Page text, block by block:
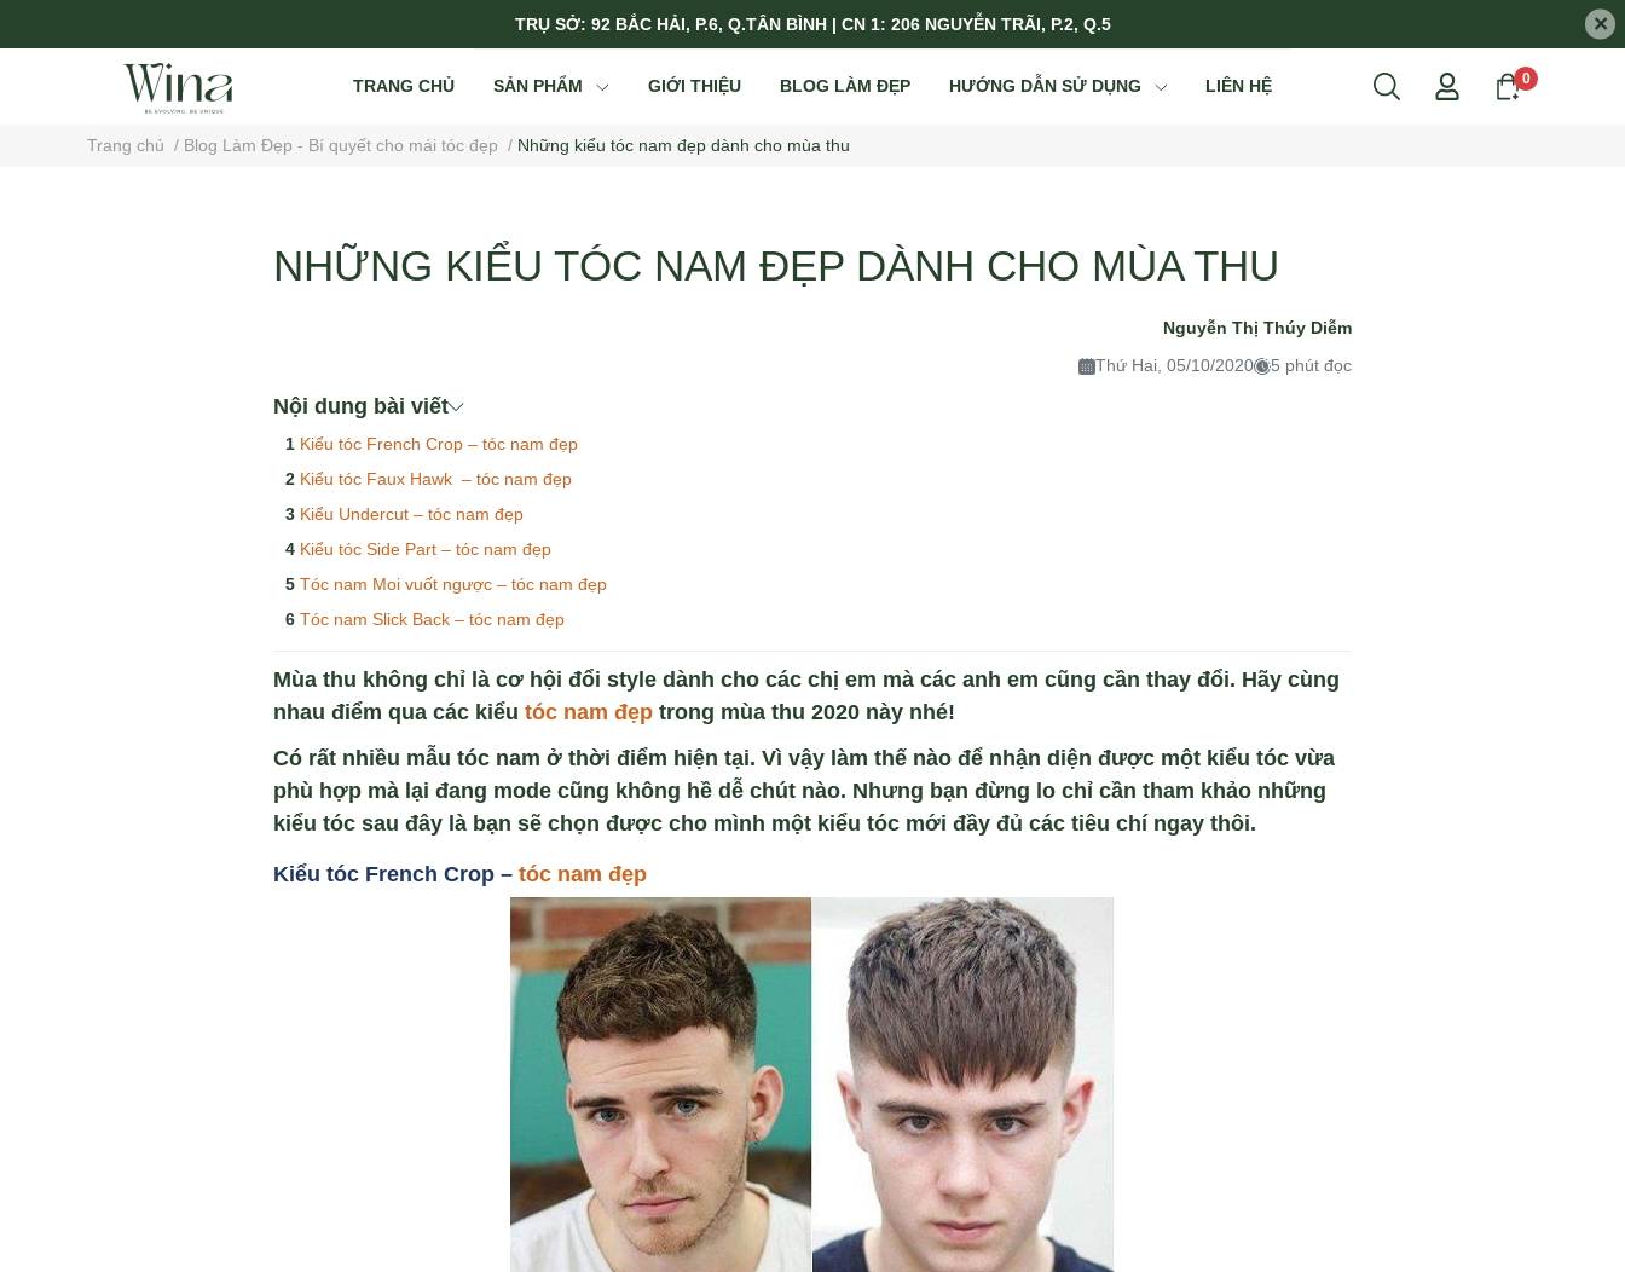
TRỤ SỞ: 92 BẮC HẢI, P.6, Q.TÂN BÌNH | CN 1: 206 NGUYỄN TRÃI, P.2, Q.5 ×
TRANG CHỦ SẢN PHẨM GIỚI THIỆU BLOG LÀM ĐẸP HƯỚNG DẪN SỬ DỤNG LIÊN HỆ 0
Trang chủ / Blog Làm Đẹp - Bí quyết cho mái tóc đẹp / Những kiểu tóc nam đẹp dành cho mùa thu
NHỮNG KIỂU TÓC NAM ĐẸP DÀNH CHO MÙA THU
Nguyễn Thị Thúy Diễm
Thứ Hai, 05/10/2020
5 phút đọc
Nội dung bài viết
Kiểu tóc French Crop – tóc nam đẹp
Kiểu tóc Faux Hawk – tóc nam đẹp
Kiểu Undercut – tóc nam đẹp
Kiểu tóc Side Part – tóc nam đẹp
Tóc nam Moi vuốt ngược – tóc nam đẹp
Tóc nam Slick Back – tóc nam đẹp
Mùa thu không chỉ là cơ hội đổi style dành cho các chị em mà các anh em cũng cần thay đổi. Hãy cùng
nhau điểm qua các kiểu tóc nam đẹp trong mùa thu 2020 này nhé!
Có rất nhiều mẫu tóc nam ở thời điểm hiện tại. Vì vậy làm thế nào để nhận diện được một kiểu tóc vừa
phù hợp mà lại đang mode cũng không hề dễ chút nào. Nhưng bạn đừng lo chỉ cần tham khảo những
kiểu tóc sau đây là bạn sẽ chọn được cho mình một kiểu tóc mới đầy đủ các tiêu chí ngay thôi.
Kiểu tóc French Crop – tóc nam đẹp